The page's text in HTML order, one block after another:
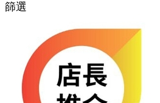
篩選